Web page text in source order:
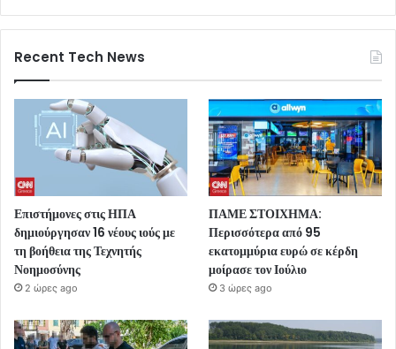
Recent Tech News
Επιστήμονες στις ΗΠΑ
δημιούργησαν 16 νέους ιούς με
τη βοήθεια της Τεχνητής
Νοημοσύνης
2 ώρες ago
ΠΑΜΕ ΣΤΟΙΧΗΜΑ:
Περισσότερα από 95
εκατομμύρια ευρώ σε κέρδη
μοίρασε τον Ιούλιο
3 ώρες ago